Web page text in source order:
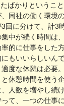
ばかりというこ
同社の働く環境
回に分けて、計3
中が続く時間は
的に仕事をした
もいいらしいん
度な休憩は必要
休憩時間を使う
人数を増やし続
て、一つの仕事